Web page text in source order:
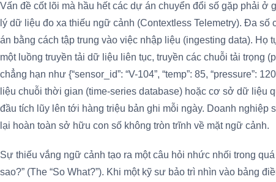
Vấn đề cốt lõi mà hầu hết các dự án chuyển đổi số gặp phải ở
lý dữ liệu đo xa thiếu ngữ cảnh (Contextless Telemetry). Đa số
án bằng cách tập trung vào việc nhập liệu (ingesting data). Họ
một luồng truyền tải dữ liệu liên tục, truyền các chuỗi tải trọng
chẳng hạn như {“sensor_id”: “V-104”, “temp”: 85, “pressure”:
liệu chuỗi thời gian (time-series database) hoặc cơ sở dữ liệu
đầu tích lũy lên tới hàng triệu bản ghi mỗi ngày. Doanh nghiệp
lại hoàn toàn sở hữu con số không tròn trĩnh về mặt ngữ cảnh.
Sự thiếu vắng ngữ cảnh tạo ra một câu hỏi nhức nhối trong
sao?” (The “So What?”). Khi một kỹ sư bảo trì nhìn vào bảng